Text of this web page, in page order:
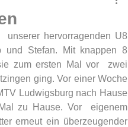
hervorragenden U8
und Stefan. Mit knappen 8
zum ersten Mal vor  zwei
ging. Vor einer Woche
Ludwigsburg nach Hause
zu Hause. Vor  eigenem
erneut ein überzeugender